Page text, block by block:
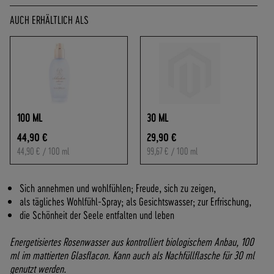
O
F
W
R
E
N
E
R
AUCH ERHÄLTLICH ALS
100 ML
44,90 €
44,90 € / 100 ml
30 ML
29,90 €
99,67 € / 100 ml
Sich annehmen und wohlfühlen; Freude, sich zu zeigen,
als tägliches Wohlfühl-Spray; als Gesichtswasser; zur Erfrischung,
die Schönheit der Seele entfalten und leben
Energetisiertes Rosenwasser aus kontrolliert biologischem Anbau, 100
ml im mattierten Glasflacon. Kann auch als Nachfüllflasche für 30 ml
genutzt werden.